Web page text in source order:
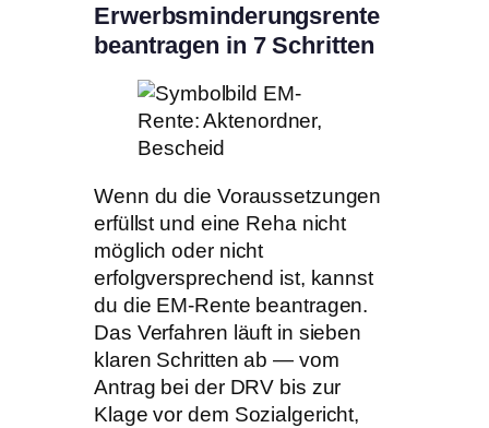
Erwerbsminderungsrente
beantragen in 7 Schritten
Wenn du die Voraussetzungen
erfüllst und eine Reha nicht
möglich oder nicht
erfolgversprechend ist, kannst
du die EM-Rente beantragen.
Das Verfahren läuft in sieben
klaren Schritten ab — vom
Antrag bei der DRV bis zur
Klage vor dem Sozialgericht,